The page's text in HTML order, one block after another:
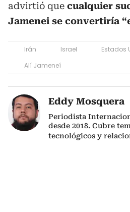
advirtió que cualquier
Jamenei se convertiría
Irán Israel
Estados
Alí Jameneí
Eddy Mosquera
Periodista
desde 2018. Cubre
tecnológicos y